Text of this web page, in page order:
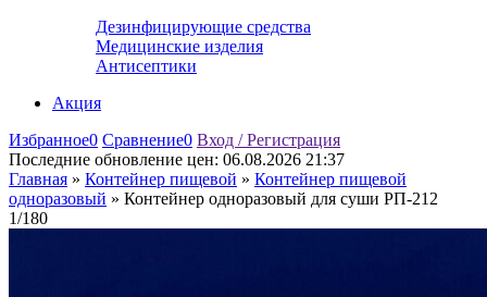
Дезинфицирующие средства
Медицинские изделия
Антисептики
Акция
Избранное0 Сравнение0 Вход / Регистрация
Последние обновление цен: 06.08.2026 21:37
Главная » Контейнер пищевой » Контейнер пищевой
одноразовый » Контейнер одноразовый для суши РП-212
1/180